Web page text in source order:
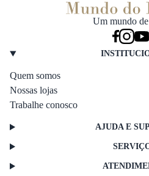
Um mundo
Quem somos
Nossas lojas
Trabalhe conosco
AJUDA E